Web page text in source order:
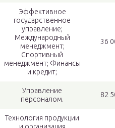
Эффективное
государственное
управление;
Международный
менеджмент;
Спортивный
менеджмент; Финансы
и кредит;
36
Управление
персоналом.
82
Технология продукции